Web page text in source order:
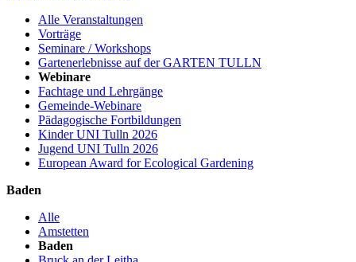
Alle Veranstaltungen
Vorträge
Seminare / Workshops
Gartenerlebnisse auf der GARTEN TULLN
Webinare
Fachtage und Lehrgänge
Gemeinde-Webinare
Pädagogische Fortbildungen
Kinder UNI Tulln 2026
Jugend UNI Tulln 2026
European Award for Ecological Gardening
Baden
Alle
Amstetten
Baden